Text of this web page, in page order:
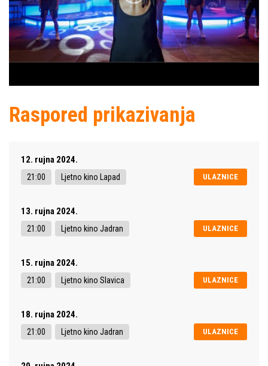
Raspored prikazivanja
12. rujna 2024.
ULAZNICE
21:00 Ljetno kino Lapad
13. rujna 2024.
ULAZNICE
21:00 Ljetno kino Jadran
15. rujna 2024.
ULAZNICE
21:00 Ljetno kino Slavica
18. rujna 2024.
ULAZNICE
21:00 Ljetno kino Jadran